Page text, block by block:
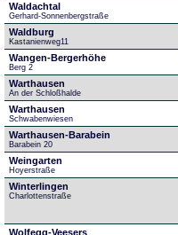
Waldachtal
Gerhard-Sonnenbergstraße
Waldburg
Kastanienweg11
Wangen-Bergerhöhe
Berg 2
Warthausen
An der Schloßhalde
Warthausen
Schwabenwiesen
Warthausen-Barabein
Barabein 20
Weingarten
Hoyerstraße
Winterlingen
Charlottenstraße
Wolfegg-Veesers